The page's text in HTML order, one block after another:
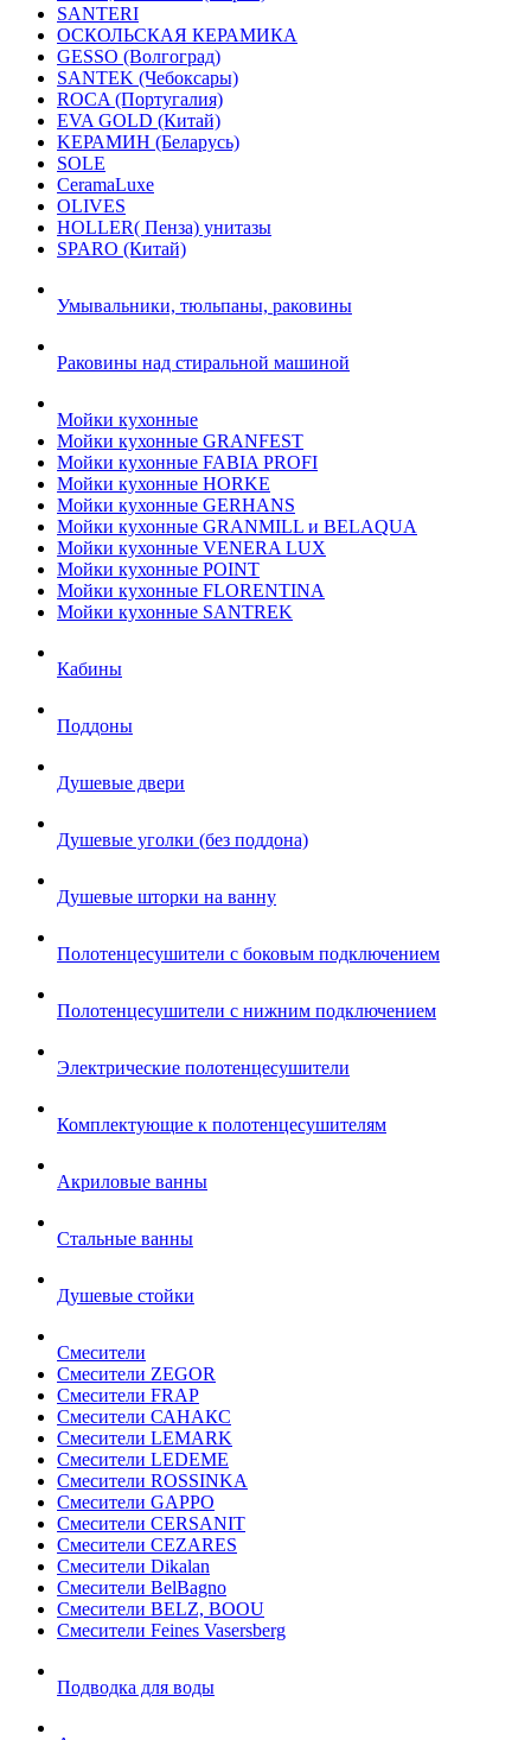
SANTERI
ОСКОЛЬСКАЯ КЕРАМИКА
GESSO (Волгоград)
SANTEK (Чебоксары)
ROCA (Португалия)
EVA GOLD (Китай)
KЕРАМИН (Беларусь)
SOLE
CeramaLuxe
OLIVES
HOLLER( Пенза) унитазы
SPARO (Китай)
Умывальники, тюльпаны, раковины
Раковины над стиральной машиной
Мойки кухонные
Мойки кухонные GRANFEST
Мойки кухонные FABIA PROFI
Мойки кухонные HORKE
Мойки кухонные GERHANS
Мойки кухонные GRANMILL и BELAQUA
Мойки кухонные VENERA LUX
Мойки кухонные POINT
Мойки кухонные FLORENTINA
Мойки кухонные SANTREK
Кабины
Поддоны
Душевые двери
Душевые уголки (без поддона)
Душевые шторки на ванну
Полотенцесушители с боковым подключением
Полотенцесушители с нижним подключением
Электрические полотенцесушители
Комплектующие к полотенцесушителям
Акриловые ванны
Стальные ванны
Душевые стойки
Смесители
Смесители ZEGOR
Смесители FRAP
Смесители САНАКС
Смесители LEMARK
Смесители LEDEME
Смесители ROSSINKA
Смесители GAPPO
Смесители CERSANIT
Смесители CEZARES
Смесители Dikalan
Смесители BelBagno
Смесители BELZ, BOOU
Смесители Feines Vasersberg
Подводка для воды